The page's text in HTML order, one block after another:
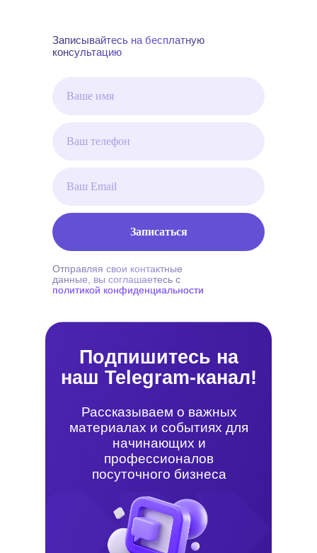
Отправляя свои контактные
данные, вы соглашаетесь с
политикой конфиденциальности
Записывайтесь на бесплатную
консультацию
Записаться
Подпишитесь на
наш Telegram-канал!
Рассказываем о важных
материалах и событиях для
начинающих и
профессионалов
посуточного бизнеса